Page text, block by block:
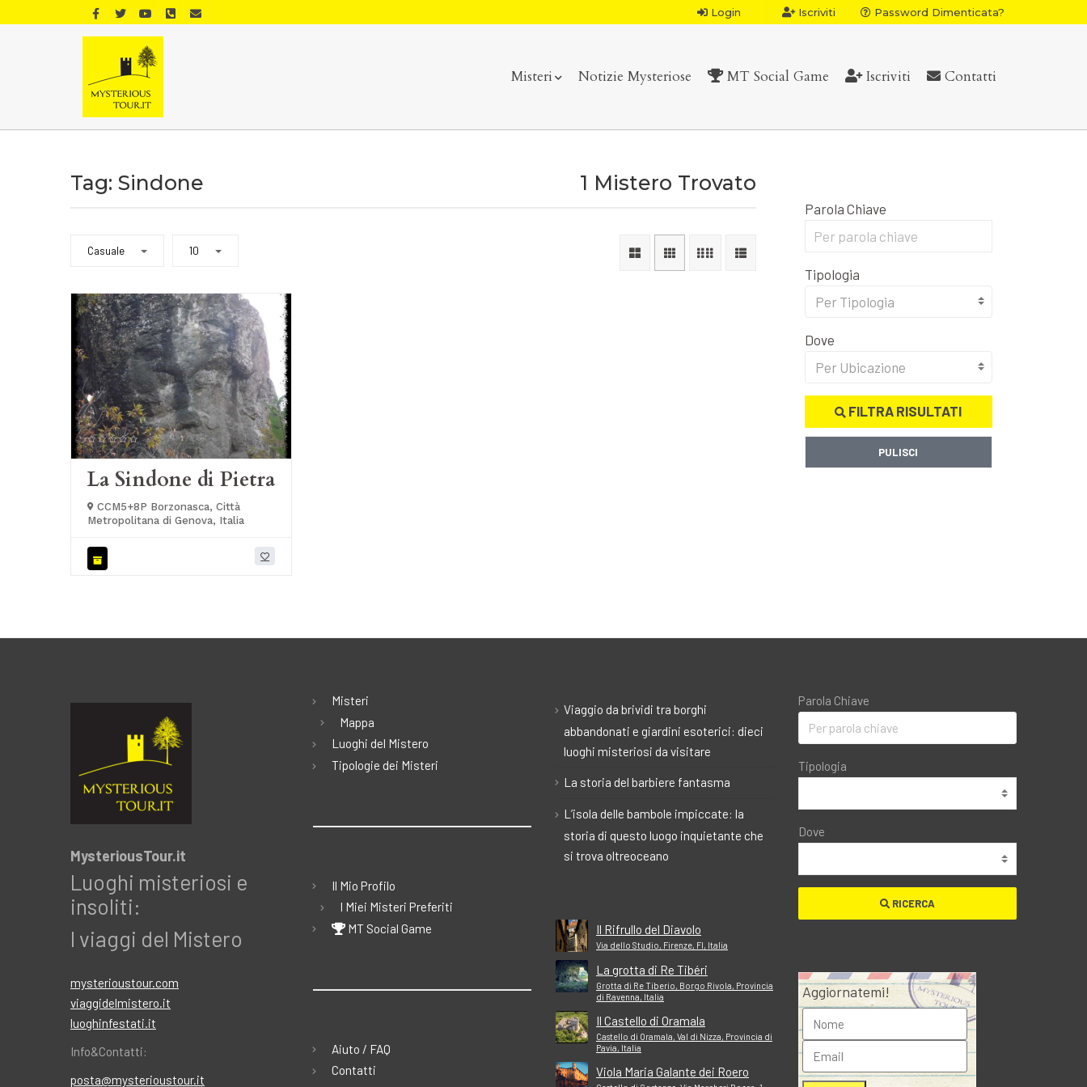
Login Iscriviti Password Dimenticata?
Misteri Notizie Mysteriose MT Social Game Iscriviti Contatti
Tag: Sindone 1 Mistero Trovato
Casuale 10
La Sindone di Pietra
CCM5+8P Borzonasca, Città
Metropolitana di Genova, Italia
Parola Chiave
Tipologia
Per Tipologia
Dove
Per Ubicazione
FILTRA RISULTATI
PULISCI
MysteriousTour.it
Luoghi misteriosi e
insoliti:
I viaggi del Mistero
mysterioustour.com
viaggidelmistero.it
luoghinfestati.it
Info&Contatti:
posta@mysterioustour.it
Misteri
Mappa
Luoghi del Mistero
Tipologie dei Misteri
Il Mio Profilo
I Miei Misteri Preferiti
MT Social Game
Aiuto / FAQ
Contatti
Viaggio da brividi tra borghi
abbandonati e giardini esoterici: dieci
luoghi misteriosi da visitare
La storia del barbiere fantasma
L’isola delle bambole impiccate: la
storia di questo luogo inquietante che
si trova oltreoceano
Il Rifrullo del Diavolo
Via dello Studio, Firenze, FI, Italia
La grotta di Re Tibéri
Grotta di Re Tiberio, Borgo Rivola, Provincia
di Ravenna, Italia
Il Castello di Oramala
Castello di Oramala, Val di Nizza, Provincia di
Pavia, Italia
Viola Maria Galante dei Roero
Parola Chiave
Tipologia
Dove
RICERCA
Aggiornatemi!